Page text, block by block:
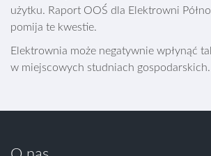
użytku. Raport OOŚ dla Elektrowni
pomija te kwestie.
Elektrownia może negatywnie wpłynąć
w miejscowych studniach gospodarskich.